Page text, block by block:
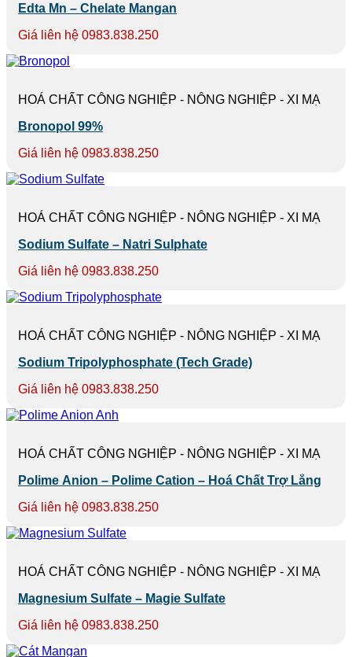
Edta Mn – Chelate Mangan
Giá liên hệ 0983.838.250
HOÁ CHẤT CÔNG NGHIỆP - NÔNG NGHIỆP - XI MẠ
Bronopol 99%
Giá liên hệ 0983.838.250
HOÁ CHẤT CÔNG NGHIỆP - NÔNG NGHIỆP - XI MẠ
Sodium Sulfate – Natri Sulphate
Giá liên hệ 0983.838.250
HOÁ CHẤT CÔNG NGHIỆP - NÔNG NGHIỆP - XI MẠ
Sodium Tripolyphosphate (Tech Grade)
Giá liên hệ 0983.838.250
HOÁ CHẤT CÔNG NGHIỆP - NÔNG NGHIỆP - XI MẠ
Polime Anion – Polime Cation – Hoá Chất Trợ Lắng
Giá liên hệ 0983.838.250
HOÁ CHẤT CÔNG NGHIỆP - NÔNG NGHIỆP - XI MẠ
Magnesium Sulfate – Magie Sulfate
Giá liên hệ 0983.838.250